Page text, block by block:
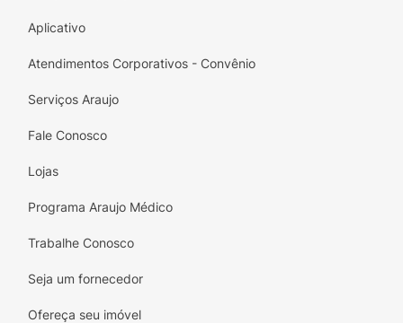
Aplicativo
Atendimentos Corporativos - Convênio
Serviços Araujo
Fale Conosco
Lojas
Programa Araujo Médico
Trabalhe Conosco
Seja um fornecedor
Ofereça seu imóvel